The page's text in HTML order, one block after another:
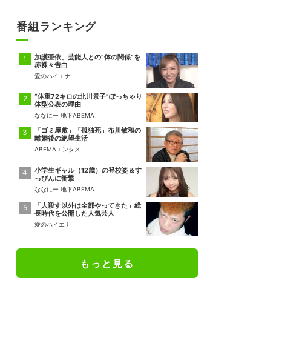
番組ランキング
加護亜依、芸能人との“体の関係”を
赤裸々告白
愛のハイエナ
“体重72キロの北川景子”ぽっちゃり
体型公表の理由
ななにー 地下ABEMA
「ゴミ屋敷」「孤独死」布川敏和の
離婚後の絶望生活
ABEMAエンタメ
小学生ギャル（12歳）の登校姿＆す
っぴんに衝撃
ななにー 地下ABEMA
「人殺す以外は全部やってきた」総
長時代を公開した人気芸人
愛のハイエナ
もっと見る